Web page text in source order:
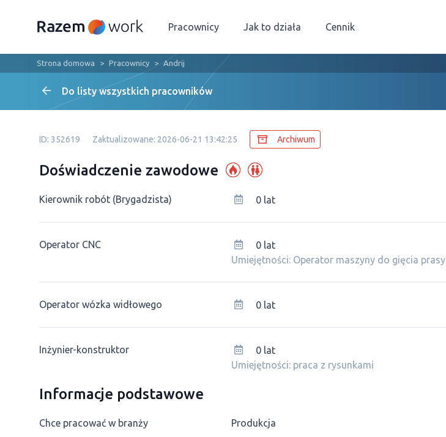
Pracownicy Jak to działa Cennik
Strona domowa Pracownicy Andrij
Do listy wszystkich pracowników
ID: 352619 Zaktualizowane: 2026-06-21 13:42:25 Archiwum
Doświadczenie zawodowe
Kierownik robót (Brygadzista) 0 lat
Operator CNC
0 lat
Umiejętności: Operator maszyny do gięcia prasy
Operator wózka widłowego 0 lat
Inżynier-konstruktor
0 lat
Umiejętności: praca z rysunkami
Informacje podstawowe
Chce pracować w branży Produkcja